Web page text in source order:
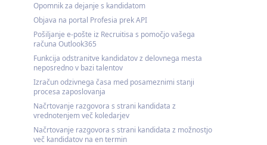
Opomnik za dejanje s kandidatom
Objava na portal Profesia prek API
Pošiljanje e-pošte iz Recruitisa s pomočjo vašega
računa Outlook365
Funkcija odstranitve kandidatov z delovnega mesta
neposredno v bazi talentov
Izračun odzivnega časa med posameznimi stanji
procesa zaposlovanja
Načrtovanje razgovora s strani kandidata z
vrednotenjem več koledarjev
Načrtovanje razgovora s strani kandidata z možnostjo
več kandidatov na en termin